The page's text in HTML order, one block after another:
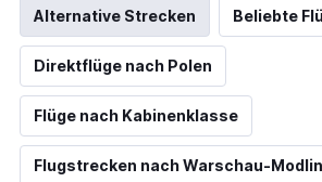
Alternative Strecken Beliebte
Direktflüge nach Polen
Flüge nach Kabinenklasse
Flugstrecken nach Warschau-Modlin